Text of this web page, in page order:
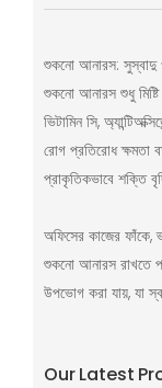
শুকনো আনারস: সুস্বাদু
শুকনো আনারস শুধু
ভিটামিন সি,
রোগ প্রতিরোধ ক্ষমতা
প্রাকৃতিকভাবে শক্তি
অফিসের কাজের ফাঁকে,
শুকনো আনারস রাখতে
উপভোগ করা যায়, যা
Our Latest